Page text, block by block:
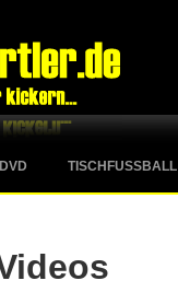
DVD TISCHFUSSBALL